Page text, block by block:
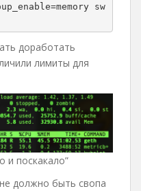
sw
доработать
лимиты для
и поскакало”
должно быть свопа